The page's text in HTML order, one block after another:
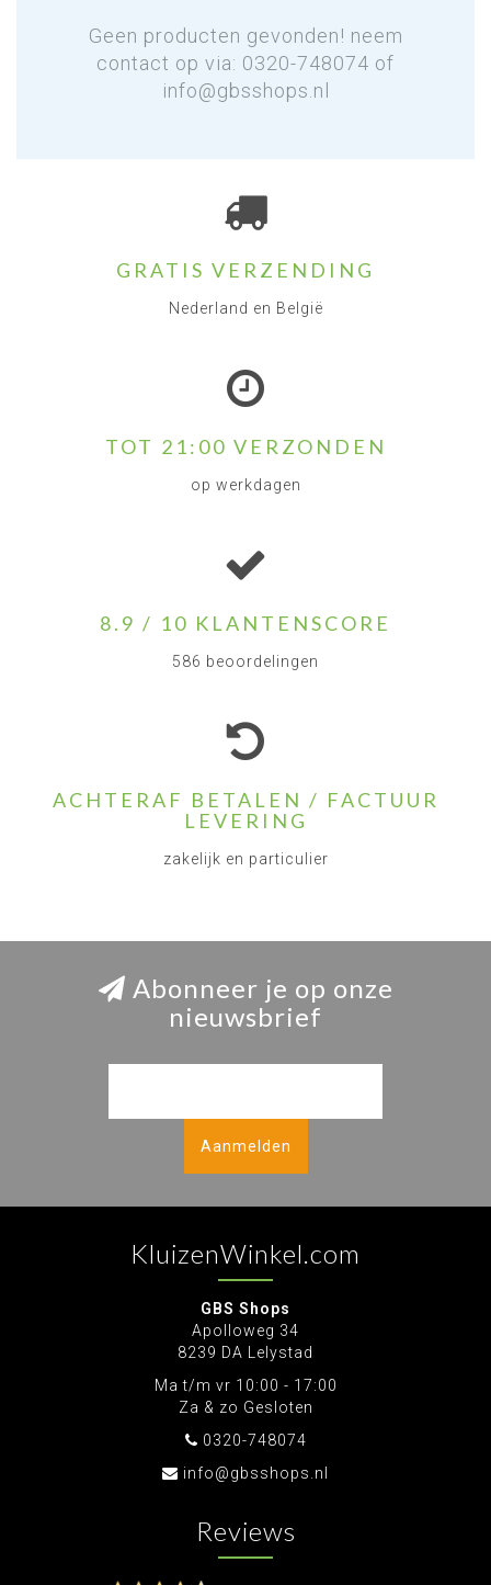
Geen producten gevonden! neem
contact op via: 0320-748074 of
info@gbsshops.nl
GRATIS VERZENDING
Nederland en België
TOT 21:00 VERZONDEN
op werkdagen
8.9 / 10 KLANTENSCORE
586 beoordelingen
ACHTERAF BETALEN / FACTUUR
LEVERING
zakelijk en particulier
Abonneer je op onze
nieuwsbrief
Aanmelden
KluizenWinkel.com
GBS Shops
Apolloweg 34
8239 DA Lelystad
Ma t/m vr 10:00 - 17:00
Za & zo Gesloten
0320-748074
info@gbsshops.nl
Reviews